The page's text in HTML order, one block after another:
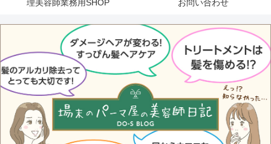
理美容師業務用SHOP お問い合わせ